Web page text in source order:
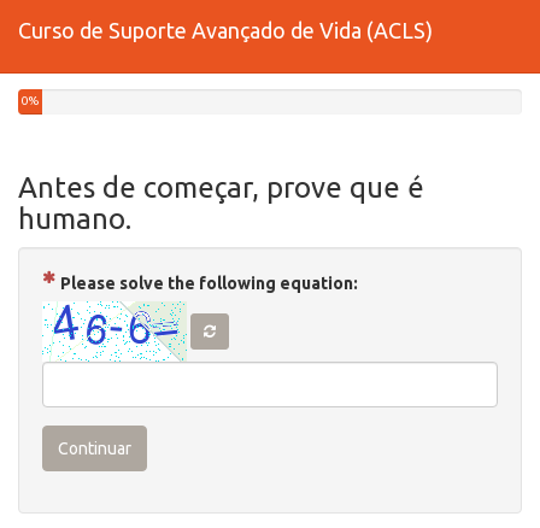
Curso de Suporte Avançado de Vida (ACLS)
0%
Antes de começar, prove que é
humano.
Please solve the following equation:( Obrigatório )
Continuar